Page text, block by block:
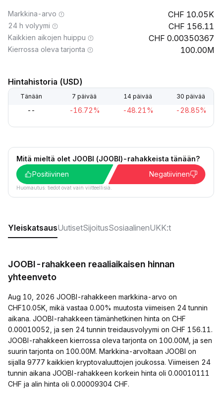
Markkina-arvo 10.05K
24 h volyymi 156.11
Kaikkien aikojen huippu 0.00350367
Kierrossa oleva tarjonta 100.00M
Hintahistoria (USD)
Tänään 7 päivää 14 päivää 30 päivää
-- -16.72% -48.21% -28.85%
Mitä mieltä olet JOOBI (JOOBI)-rahakkeista tänään?
Positiivinen
Negatiivinen
Huomautus: tiedot ovat vain viitteellisiä.
YleiskatsausUutisetSijoitusSosiaalinenUKK:t
JOOBI-rahakkeen reaaliaikaisen hinnan
yhteenveto
Aug 10, 2026 JOOBI-rahakkeen markkina-arvo on
CHF10.05K, mikä vastaa 0.00% muutosta viimeisen 24 tunnin
aikana. JOOBI-rahakkeen tämänhetkinen hinta on CHF
0.00010052, ja sen 24 tunnin treidausvolyymi on CHF 156.11.
JOOBI-rahakkeen kierrossa oleva tarjonta on 100.00M, ja sen
suurin tarjonta on 100.00M. Markkina-arvoltaan JOOBI on
sijalla 9777 kaikkien kryptovaluuttojen joukossa. Viimeisen 24
tunnin aikana JOOBI-rahakkeen korkein hinta oli 0.00010111
CHF ja alin hinta oli 0.00009304 CHF.